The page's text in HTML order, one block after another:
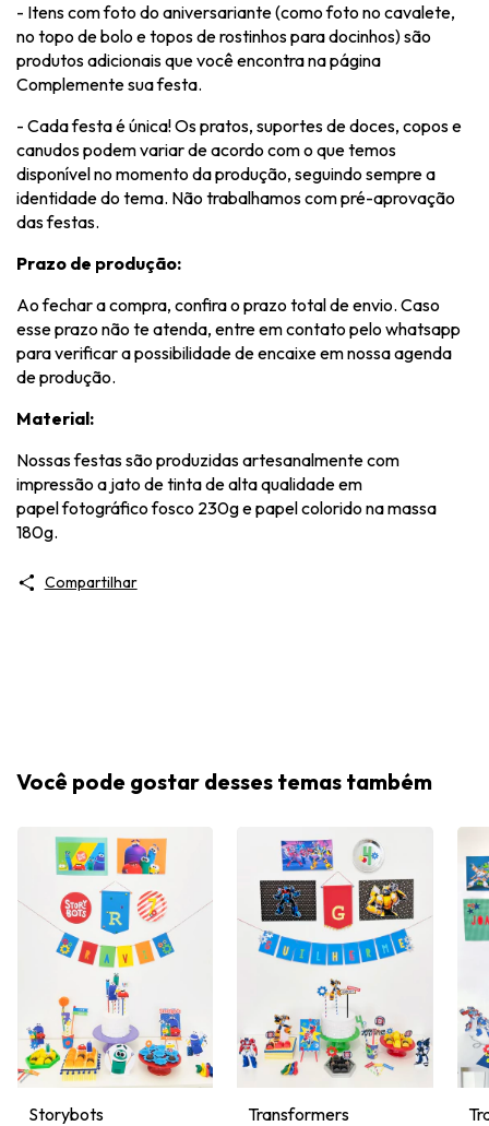
- Itens com foto do aniversariante (como foto no cavalete,
no topo de bolo e topos de rostinhos para docinhos) são
produtos adicionais que você encontra na página
Complemente sua festa.
- Cada festa é única! Os pratos, suportes de doces, copos e
canudos podem variar de acordo com o que temos
disponível no momento da produção, seguindo sempre a
identidade do tema. Não trabalhamos com pré-aprovação
das festas.
Prazo de produção:
Ao fechar a compra, confira o prazo total de envio. Caso
esse prazo não te atenda, entre em contato pelo whatsapp
para verificar a possibilidade de encaixe em nossa agenda
de produção.
Material:
Nossas festas são produzidas artesanalmente com
impressão a jato de tinta de alta qualidade em
papel fotográfico fosco 230g e papel colorido na massa
180g.
Compartilhar
Você pode gostar desses temas também
Storybots Transformers